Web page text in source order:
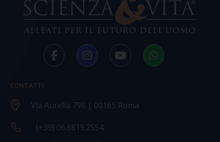
CONTATTI
Via Aurelia 796 | 00165 Roma
(+39) 06.6819.2554